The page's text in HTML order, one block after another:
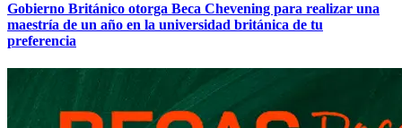
Gobierno Británico otorga Beca Chevening para realizar una
maestría de un año en la universidad británica de tu
preferencia